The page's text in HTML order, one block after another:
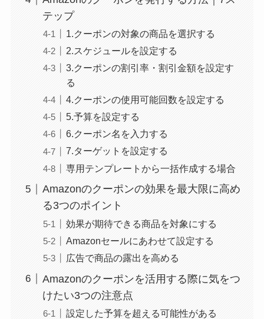
テップ
1.クーポンの対象の商品を選択する
2.スケジュールを設定する
3.クーポンの割引率・割引金額を設定す
る
4.クーポンの使用可能回数を設定する
5.予算を設定する
6.クーポン名を入力する
7.ターゲットを設定する
専用テンプレートから一括作成する場合
Amazonのクーポンの効果を最大限に高め
る3つのポイント
効果が期待できる商品を対象にする
Amazonセールにあわせて設定する
広告で商品の露出を高める
Amazonのクーポンを活用する際に気をつ
けたい3つの注意点
設定した予算を超える可能性がある